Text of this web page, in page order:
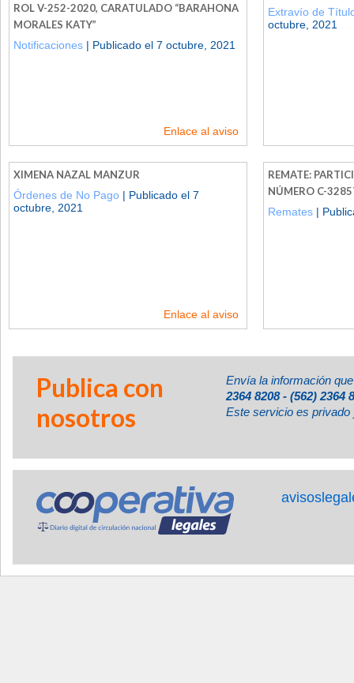
ROL V-252-2020, CARATULADO “BARAHONA
MORALES KATY”
Notificaciones | Publicado el 7 octubre, 2021
Enlace al aviso
Extravío de
octubre, 2021
XIMENA NAZAL MANZUR
Órdenes de No Pago | Publicado el 7
octubre, 2021
Enlace al aviso
REMATE:
NÚMERO C-
Remates |
Publica con
nosotros
Envía la información
2364 8208 - (562) 2364
Este servicio es privado